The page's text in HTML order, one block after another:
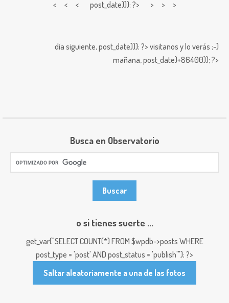
< < < post_date))); ?> > > >
día siguiente,post_date))); ?> visitanos y lo verás ;-)
mañana,post_date)+86400)); ?>
Busca en Observatorio
o si tienes suerte ...
get_var("SELECT COUNT(*) FROM $wpdb->posts WHERE
post_type = 'post' AND post_status = 'publish'"); ?>
Saltar aleatoriamente a una de las fotos